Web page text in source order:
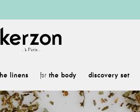
linens for the body discovery set